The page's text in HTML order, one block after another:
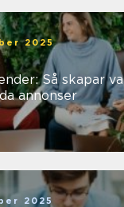
2025
Så skapar
annonser
2025